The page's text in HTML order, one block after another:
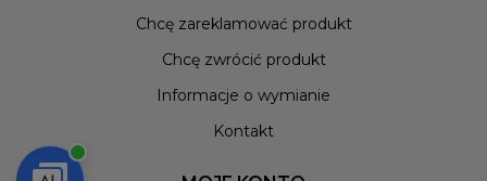
Chcę zareklamować produkt
Chcę zwrócić produkt
Informacje o wymianie
Kontakt